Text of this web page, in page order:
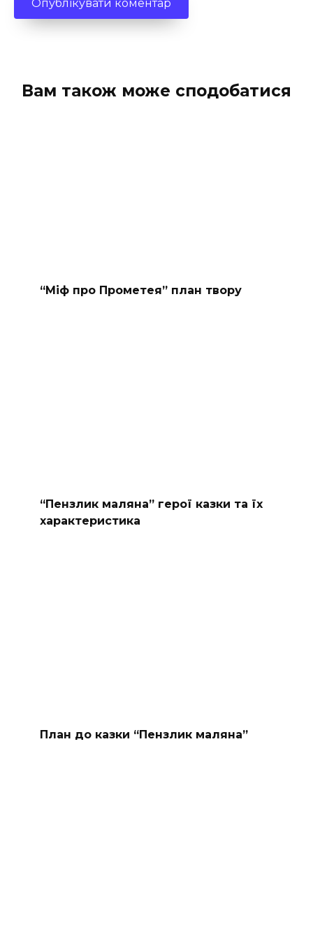
Вам також може сподобатися
“Міф про Прометея” план твору
“Пензлик маляна” герої казки та їх
характеристика
План до казки “Пензлик маляна”